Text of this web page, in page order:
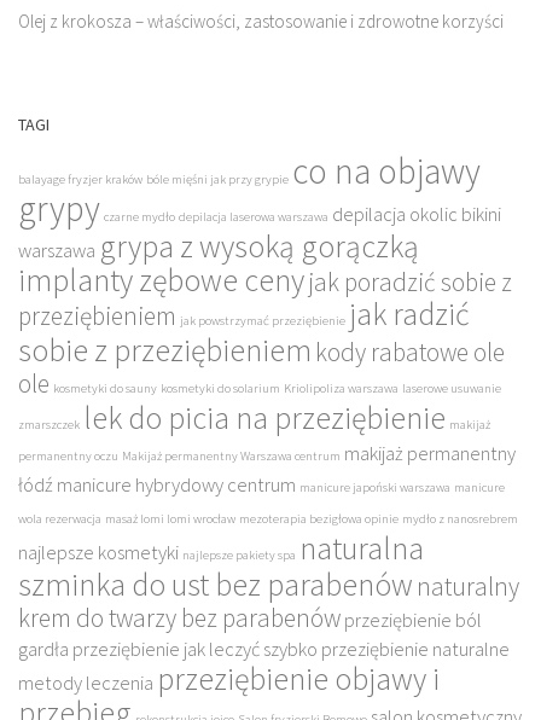
Olej z krokosza – właściwości, zastosowanie i zdrowotne korzyści
TAGI
balayage fryzjer kraków bóle mięśni jak przy grypie co na objawy
grypy czarne mydło depilacja laserowa warszawa depilacja okolic bikini
warszawa grypa z wysoką gorączką
implanty zębowe cenyjak poradzić sobie z
przeziębieniem jak powstrzymać przeziębienie jak radzić
sobie z przeziębieniem kody rabatowe ole
ole kosmetyki do sauny kosmetyki do solarium Kriolipoliza warszawa laserowe usuwanie
zmarszczek lek do picia na przeziębienie makijaż
permanentny oczu Makijaż permanentny Warszawa centrum makijaż permanentny
łódź manicure hybrydowy centrum manicure japoński warszawa manicure
wola rezerwacja masaż lomi lomi wrocław mezoterapia bezigłowa opinie mydło z nanosrebrem
najlepsze kosmetyki najlepsze pakiety spa naturalna
szminka do ust bez parabenów naturalny
krem do twarzy bez parabenówprzeziębienie ból
gardła przeziębienie jak leczyć szybko przeziębienie naturalne
metody leczenia przeziębienie objawy i
przebieg